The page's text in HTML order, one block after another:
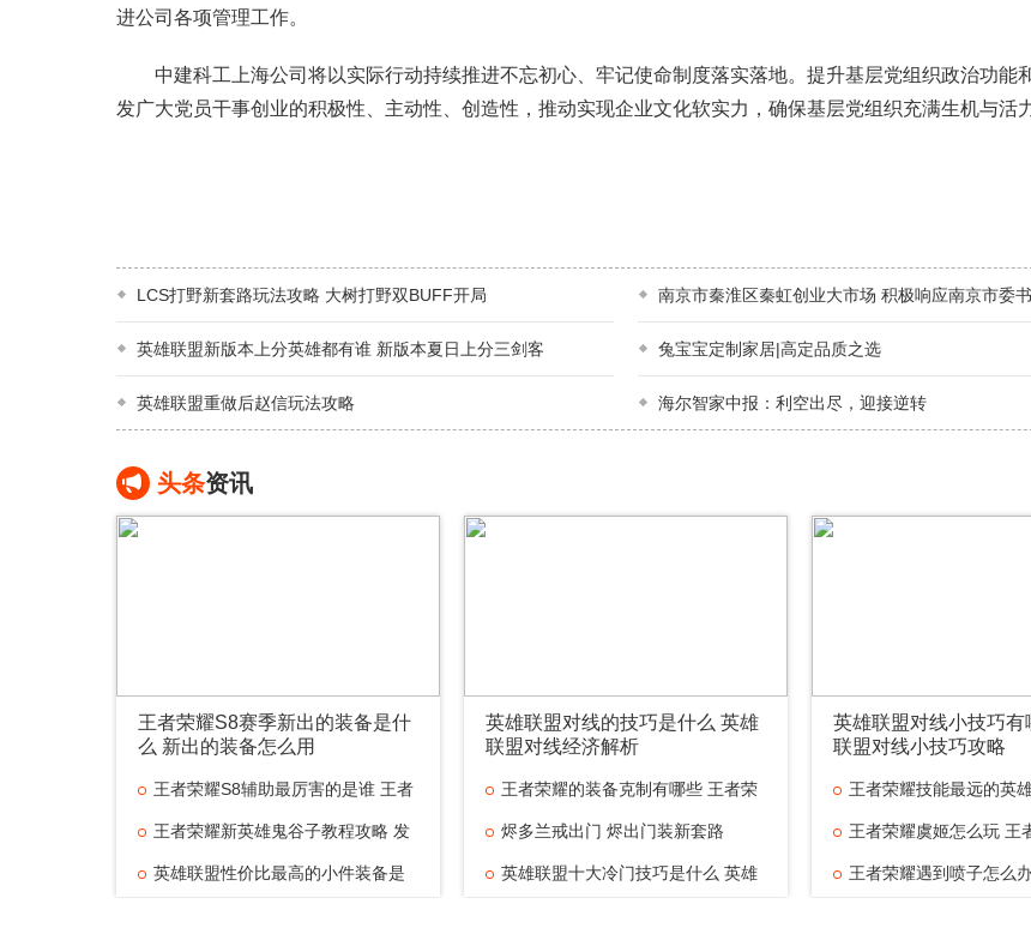
进公司各项管理工作。
中建科工上海公司将以实际行动持续推进不忘初心、牢记使命制度落实落地。提升基层党组织政治功能
发广大党员干事创业的积极性、主动性、创造性，推动实现企业文化软实力，确保基层党组织充满生机与活力
LCS打野新套路玩法攻略 大树打野双BUFF开局 南京市秦淮区秦虹创业大市场 积极响应南京市委
英雄联盟新版本上分英雄都有谁 新版本夏日上分三剑客 兔宝宝定制家居|高定品质之选
英雄联盟重做后赵信玩法攻略 海尔智家中报：利空出尽，迎接逆转
头条资讯
王者荣耀S8赛季新出的装备是什
么 新出的装备怎么用
王者荣耀S8辅助最厉害的是谁 王者
王者荣耀新英雄鬼谷子教程攻略 发
英雄联盟性价比最高的小件装备是
英雄联盟对线的技巧是什么 英雄
联盟对线经济解析
王者荣耀的装备克制有哪些 王者荣
烬多兰戒出门 烬出门装新套路
英雄联盟十大冷门技巧是什么 英雄
英雄联盟对线小技巧有
联盟对线小技巧攻略
王者荣耀技能最远的英
王者荣耀虞姬怎么玩 王
王者荣耀遇到喷子怎么